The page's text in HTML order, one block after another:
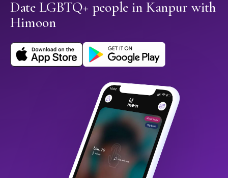
Date LGBTQ+ people in Kanpur with
Himoon